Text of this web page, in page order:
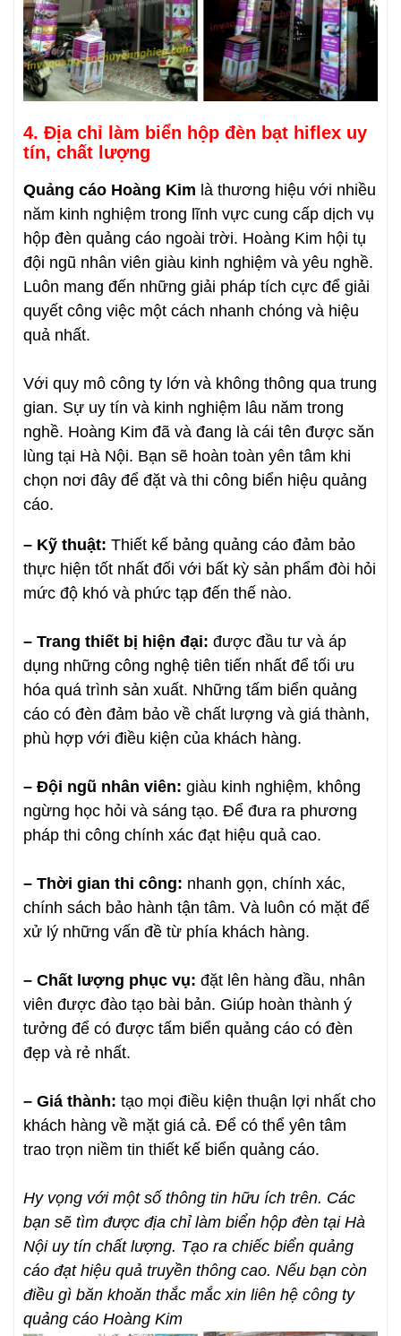
4. Địa chỉ làm biển hộp đèn bạt hiflex uy
tín, chất lượng
Quảng cáo Hoàng Kim là thương hiệu với nhiều
năm kinh nghiệm trong lĩnh vực cung cấp dịch vụ
hộp đèn quảng cáo ngoài trời. Hoàng Kim hội tụ
đội ngũ nhân viên giàu kinh nghiệm và yêu nghề.
Luôn mang đến những giải pháp tích cực để giải
quyết công việc một cách nhanh chóng và hiệu
quả nhất.
Với quy mô công ty lớn và không thông qua trung
gian. Sự uy tín và kinh nghiệm lâu năm trong
nghề. Hoàng Kim đã và đang là cái tên được săn
lùng tại Hà Nội. Bạn sẽ hoàn toàn yên tâm khi
chọn nơi đây để đặt và thi công biển hiệu quảng
cáo.
– Kỹ thuật: Thiết kế bảng quảng cáo đảm bảo
thực hiện tốt nhất đối với bất kỳ sản phẩm đòi hỏi
mức độ khó và phức tạp đến thế nào.
– Trang thiết bị hiện đại: được đầu tư và áp
dụng những công nghệ tiên tiến nhất để tối ưu
hóa quá trình sản xuất. Những tấm biển quảng
cáo có đèn đảm bảo về chất lượng và giá thành,
phù hợp với điều kiện của khách hàng.
– Đội ngũ nhân viên: giàu kinh nghiệm, không
ngừng học hỏi và sáng tạo. Để đưa ra phương
pháp thi công chính xác đạt hiệu quả cao.
– Thời gian thi công: nhanh gọn, chính xác,
chính sách bảo hành tận tâm. Và luôn có mặt để
xử lý những vấn đề từ phía khách hàng.
– Chất lượng phục vụ: đặt lên hàng đầu, nhân
viên được đào tạo bài bản. Giúp hoàn thành ý
tưởng để có được tấm biển quảng cáo có đèn
đẹp và rẻ nhất.
– Giá thành: tạo mọi điều kiện thuận lợi nhất cho
khách hàng về mặt giá cả. Để có thể yên tâm
trao trọn niềm tin thiết kế biển quảng cáo.
Hy vọng với một số thông tin hữu ích trên. Các
bạn sẽ tìm được địa chỉ làm biển hộp đèn tại Hà
Nội uy tín chất lượng. Tạo ra chiếc biển quảng
cáo đạt hiệu quả truyền thông cao. Nếu bạn còn
điều gì băn khoăn thắc mắc xin liên hệ công ty
quảng cáo Hoàng Kim